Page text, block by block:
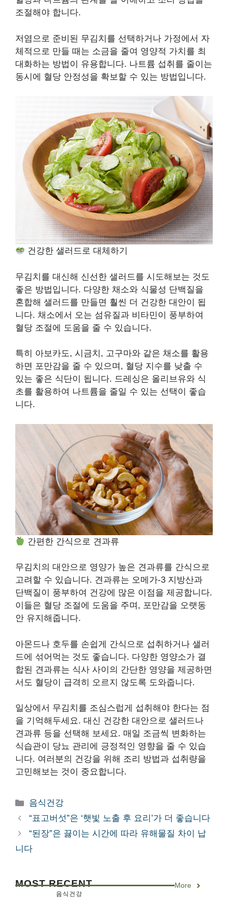
조절해야 합니다.
저염으로 준비된 무김치를 선택하거나 가정에서 자
체적으로 만들 때는 소금을 줄여 영양적 가치를 최
대화하는 방법이 유용합니다. 나트륨 섭취를 줄이는
동시에 혈당 안정성을 확보할 수 있는 방법입니다.
건강한 샐러드로 대체하기
무김치를 대신해 신선한 샐러드를 시도해보는 것도
좋은 방법입니다. 다양한 채소와 식물성 단백질을
혼합해 샐러드를 만들면 훨씬 더 건강한 대안이 됩
니다. 채소에서 오는 섬유질과 비타민이 풍부하여
혈당 조절에 도움을 줄 수 있습니다.
특히 아보카도, 시금치, 고구마와 같은 채소를 활용
하면 포만감을 줄 수 있으며, 혈당 지수를 낮출 수
있는 좋은 식단이 됩니다. 드레싱은 올리브유와 식
초를 활용하여 나트륨을 줄일 수 있는 선택이 좋습
니다.
간편한 간식으로 견과류
무김치의 대안으로 영양가 높은 견과류를 간식으로
고려할 수 있습니다. 견과류는 오메가-3 지방산과
단백질이 풍부하여 건강에 많은 이점을 제공합니다.
이들은 혈당 조절에 도움을 주며, 포만감을 오랫동
안 유지해줍니다.
아몬드나 호두를 손쉽게 간식으로 섭취하거나 샐러
드에 섞어먹는 것도 좋습니다. 다양한 영양소가 결
합된 견과류는 식사 사이의 간단한 영양을 제공하면
서도 혈당이 급격히 오르지 않도록 도와줍니다.
일상에서 무김치를 조심스럽게 섭취해야 한다는 점
을 기억해두세요. 대신 건강한 대안으로 샐러드나
견과류 등을 선택해 보세요. 매일 조금씩 변화하는
식습관이 당뇨 관리에 긍정적인 영향을 줄 수 있습
니다. 여러분의 건강을 위해 조리 방법과 섭취량을
고민해보는 것이 중요합니다.
카
테
리
음식건강
“표고버섯”은 ‘햇빛 노출 후 요리’가 더 좋습니다
“된장”은 끓이는 시간에 따라 유해물질 차이 납
니다
MOST RECENT More
음식건강